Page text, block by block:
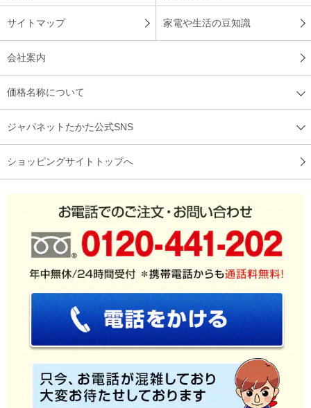
サイトマップ 家電や生活の豆知識
会社案内
価格名称について
ジャパネットたかた公式SNS
ショッピングサイトトップへ